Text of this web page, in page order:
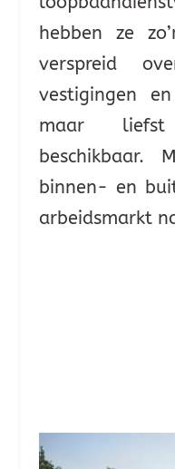
hebben ze
verspreid
vestigingen
maar
beschikbaar.
binnen- en
arbeidsmarkt